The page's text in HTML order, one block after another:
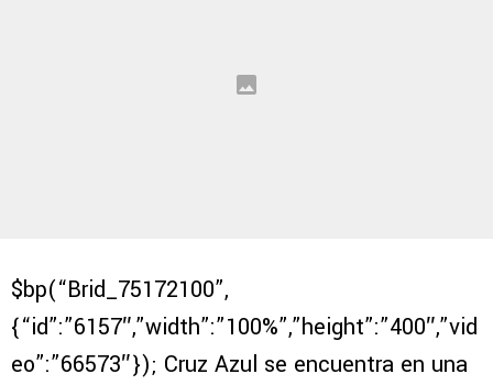
$bp(“Brid_75172100”,
{“id”:”6157″,”width”:”100%”,”height”:”400″,”vid
eo”:”66573″}); Cruz Azul se encuentra en una